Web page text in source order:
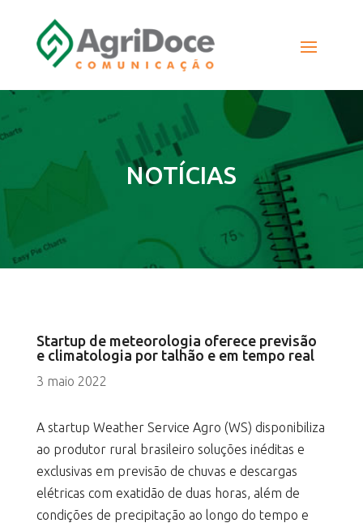
NOTÍCIAS
Startup de meteorologia oferece previsão
e climatologia por talhão e em tempo real
3 maio 2022
A startup Weather Service Agro (WS) disponibiliza
ao produtor rural brasileiro soluções inéditas e
exclusivas em previsão de chuvas e descargas
elétricas com exatidão de duas horas, além de
condições de precipitação ao longo do tempo e